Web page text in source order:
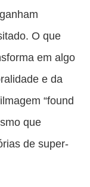
O que
em algo
e da
“found
que
de super-